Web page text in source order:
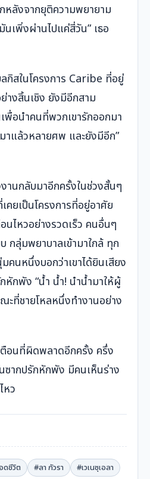
หลังจากยุติความพยายาม
เพิ่งผ่านไปแค่สี่วัน” เธอ
กิสในโครงการ Caribe ที่อยู่
างสิ้นเชิง ยังมีอีกสาม
พื่อนำคนที่พวกเขารักออกมา
าแล้วหลายศพ และยังมีอีก”
านกลับมาอีกครั้งในช่วงสั้นๆ
ยเป็นโครงการที่อยู่อาศัย
ไหวอย่างรวดเร็ว คนอื่นๆ
กลุ่มพยาบาลเข้ามาใกล้ ทุก
คนหนึ่งบอกว่าเขาได้ยินเสียง
หักพัง “น้ำ น้ำ! นำน้ำมาให้ผู้
ะที่ชายโหลหนึ่งทำงานอย่าง
ตือนที่ผิดพลาดอีกครั้ง ครึ่ง
ซากปรักหักพัง มีคนเห็นร่าง
หว
ดชีวิต #ลา กัวรา
#เวเนซุเอลา